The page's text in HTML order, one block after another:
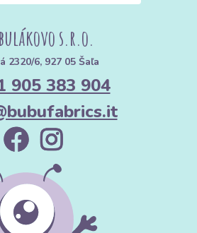
s.r.o.
2320/6, 927 05 Šaľa
905 383 904